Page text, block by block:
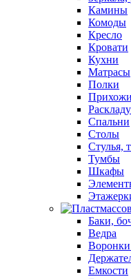
Камины
Комоды
Кресло
Кровати
Кухни
Матрасы
Полки
Спальни
Столы
Стулья,
Тумбы
Шкафы
Баки,
Ведра
Емкости